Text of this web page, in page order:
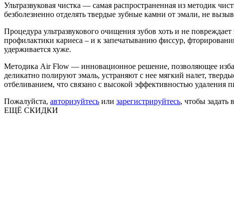
Ультразвуковая чистка — самая распространенная из методик
безболезненно отделять твердые зубные камни от эмали, не
Процедура ультразвукового очищения зубов хоть и не
профилактики кариеса – и к запечатыванию фиссур,
удерживается хуже.
Методика Air Flow — инновационное решение, позволяющее
деликатно полируют эмаль, устраняют с нее мягкий налет,
отбеливанием, что связано с высокой эффективностью
Пожалуйста, авторизуйтесь или зарегистрируйтесь, чтобы задать
ЕЩЁ СКИДКИ